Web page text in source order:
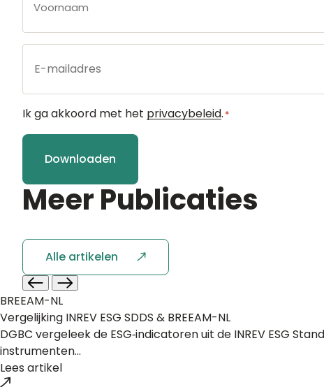
E-
mailadres
Instemming
Ik ga akkoord met het privacybeleid. *
Downloaden
MeerPublicaties
Alle artikelen
BREEAM-NL
Vergelijking INREV ESG SDDS & BREEAM-NL
DGBC vergeleek de ESG‑indicatoren uit de INREV ESG
instrumenten...
Lees artikel